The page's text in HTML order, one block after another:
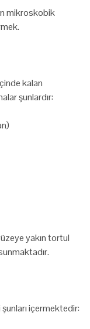
mikroskobik
kalan
şunlardır:
yakın tortul
içermektedir: